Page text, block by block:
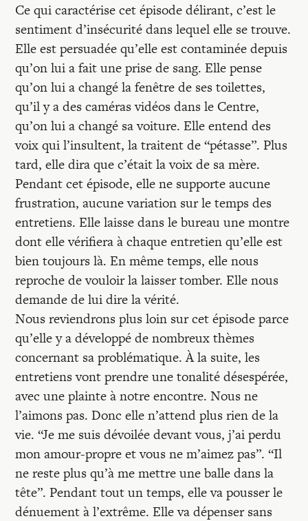
Ce qui caractérise cet épisode délirant, c’est le
sentiment d’insécurité dans lequel elle se trouve.
Elle est persuadée qu’elle est contaminée depuis
qu’on lui a fait une prise de sang. Elle pense
qu’on lui a changé la fenêtre de ses toilettes,
qu’il y a des caméras vidéos dans le Centre,
qu’on lui a changé sa voiture. Elle entend des
voix qui l’insultent, la traitent de “pétasse”. Plus
tard, elle dira que c’était la voix de sa mère.
Pendant cet épisode, elle ne supporte aucune
frustration, aucune variation sur le temps des
entretiens. Elle laisse dans le bureau une montre
dont elle vérifiera à chaque entretien qu’elle est
bien toujours là. En même temps, elle nous
reproche de vouloir la laisser tomber. Elle nous
demande de lui dire la vérité.
Nous reviendrons plus loin sur cet épisode parce
qu’elle y a développé de nombreux thèmes
concernant sa problématique. À la suite, les
entretiens vont prendre une tonalité désespérée,
avec une plainte à notre encontre. Nous ne
l’aimons pas. Donc elle n’attend plus rien de la
vie. “Je me suis dévoilée devant vous, j’ai perdu
mon amour-propre et vous ne m’aimez pas”. “Il
ne reste plus qu’à me mettre une balle dans la
tête”. Pendant tout un temps, elle va pousser le
dénuement à l’extrême. Elle va dépenser sans